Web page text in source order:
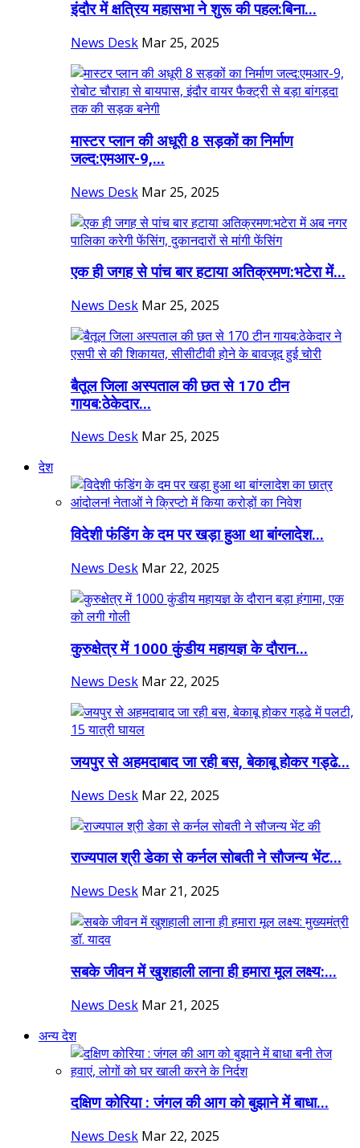
इंदौर में क्षत्रिय महासभा ने शुरू की पहल:बिना...
News Desk Mar 25, 2025
मास्टर प्लान की अधूरी 8 सड़कों का निर्माण
जल्द:एमआर-9,...
News Desk Mar 25, 2025
एक ही जगह से पांच बार हटाया अतिक्रमण:भटेरा में...
News Desk Mar 25, 2025
बैतूल जिला अस्पताल की छत से 170 टीन
गायब:ठेकेदार...
News Desk Mar 25, 2025
देश
विदेशी फंडिंग के दम पर खड़ा हुआ था बांग्लादेश...
News Desk Mar 22, 2025
कुरुक्षेत्र में 1000 कुंडीय महायज्ञ के दौरान...
News Desk Mar 22, 2025
जयपुर से अहमदाबाद जा रही बस, बेकाबू होकर गड्ढे...
News Desk Mar 22, 2025
राज्यपाल श्री डेका से कर्नल सोबती ने सौजन्य भेंट...
News Desk Mar 21, 2025
सबके जीवन में खुशहाली लाना ही हमारा मूल लक्ष्य:...
News Desk Mar 21, 2025
अन्य देश
दक्षिण कोरिया : जंगल की आग को बुझाने में बाधा...
News Desk Mar 22, 2025